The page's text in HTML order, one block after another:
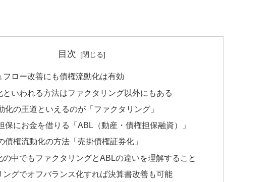
目次
フロー改善にも債権流動化は有効
といわれる方法はファクタリング以外にもある
化の王道といえるのが「ファクタリング」
保にお金を借りる「ABL（動産・債権担保融資）」
債権流動化の方法「売掛債権証券化」
の中でもファクタリングとABLの違いを理解すること
ングでオフバランス化すれば決算書改善も可能